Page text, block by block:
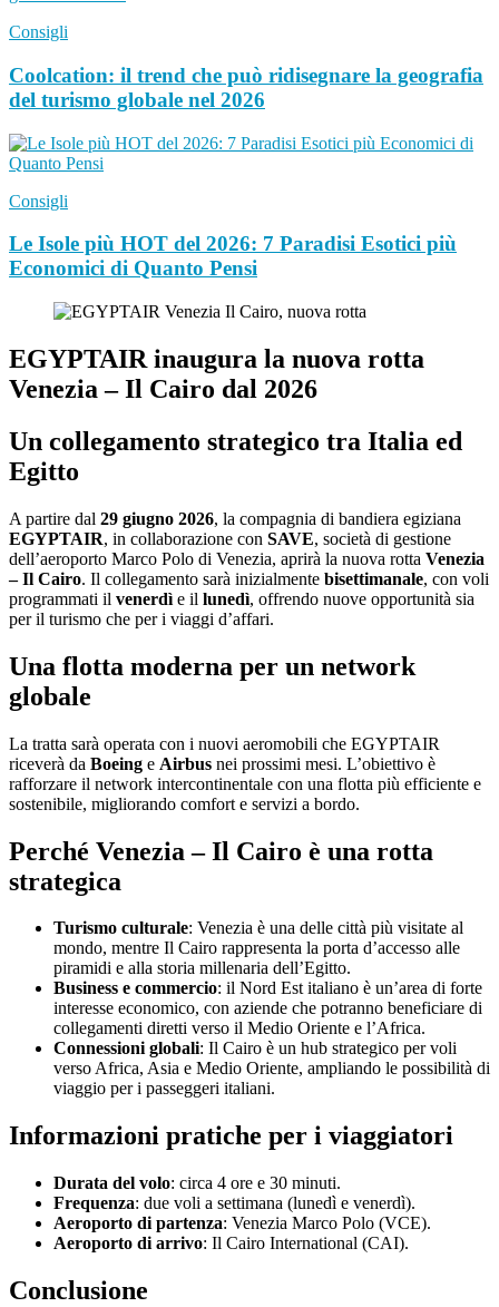
Consigli
Coolcation: il trend che può ridisegnare la geografia
del turismo globale nel 2026
Consigli
Le Isole più HOT del 2026: 7 Paradisi Esotici più
Economici di Quanto Pensi
EGYPTAIR inaugura la nuova rotta
Venezia – Il Cairo dal 2026
Un collegamento strategico tra Italia ed
Egitto
A partire dal 29 giugno 2026, la compagnia di bandiera egiziana
EGYPTAIR, in collaborazione con SAVE, società di gestione
dell’aeroporto Marco Polo di Venezia, aprirà la nuova rotta Venezia
– Il Cairo. Il collegamento sarà inizialmente bisettimanale, con voli
programmati il venerdì e il lunedì, offrendo nuove opportunità sia
per il turismo che per i viaggi d’affari.
Una flotta moderna per un network
globale
La tratta sarà operata con i nuovi aeromobili che EGYPTAIR
riceverà da Boeing e Airbus nei prossimi mesi. L’obiettivo è
rafforzare il network intercontinentale con una flotta più efficiente e
sostenibile, migliorando comfort e servizi a bordo.
Perché Venezia – Il Cairo è una rotta
strategica
Turismo culturale: Venezia è una delle città più visitate al
mondo, mentre Il Cairo rappresenta la porta d’accesso alle
piramidi e alla storia millenaria dell’Egitto.
Business e commercio: il Nord Est italiano è un’area di forte
interesse economico, con aziende che potranno beneficiare di
collegamenti diretti verso il Medio Oriente e l’Africa.
Connessioni globali: Il Cairo è un hub strategico per voli
verso Africa, Asia e Medio Oriente, ampliando le possibilità di
viaggio per i passeggeri italiani.
Informazioni pratiche per i viaggiatori
Durata del volo: circa 4 ore e 30 minuti.
Frequenza: due voli a settimana (lunedì e venerdì).
Aeroporto di partenza: Venezia Marco Polo (VCE).
Aeroporto di arrivo: Il Cairo International (CAI).
Conclusione